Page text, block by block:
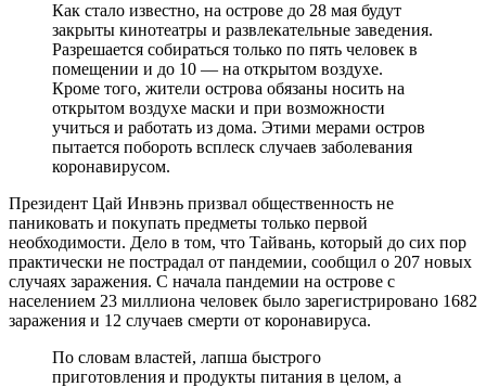
Как стало известно, на острове до 28 мая будут
закрыты кинотеатры и развлекательные заведения.
Разрешается собираться только по пять человек в
помещении и до 10 — на открытом воздухе.
Кроме того, жители острова обязаны носить на
открытом воздухе маски и при возможности
учиться и работать из дома. Этими мерами остров
пытается побороть всплеск случаев заболевания
коронавирусом.
Президент Цай Инвэнь призвал общественность не
паниковать и покупать предметы только первой
необходимости. Дело в том, что Тайвань, который до сих пор
практически не пострадал от пандемии, сообщил о 207 новых
случаях заражения. С начала пандемии на острове с
населением 23 миллиона человек было зарегистрировано 1682
заражения и 12 случаев смерти от коронавируса.
По словам властей, лапша быстрого
приготовления и продукты питания в целом, а